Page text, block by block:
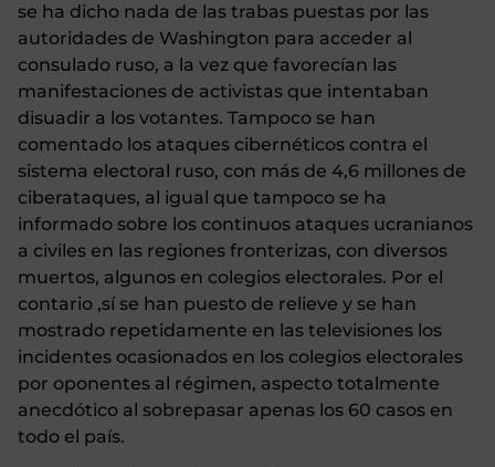
se ha dicho nada de las trabas puestas por las
autoridades de Washington para acceder al
consulado ruso, a la vez que favorecían las
manifestaciones de activistas que intentaban
disuadir a los votantes. Tampoco se han
comentado los ataques cibernéticos contra el
sistema electoral ruso, con más de 4,6 millones de
ciberataques, al igual que tampoco se ha
informado sobre los continuos ataques ucranianos
a civiles en las regiones fronterizas, con diversos
muertos, algunos en colegios electorales. Por el
contario ,sí se han puesto de relieve y se han
mostrado repetidamente en las televisiones los
incidentes ocasionados en los colegios electorales
por oponentes al régimen, aspecto totalmente
anecdótico al sobrepasar apenas los 60 casos en
todo el país.